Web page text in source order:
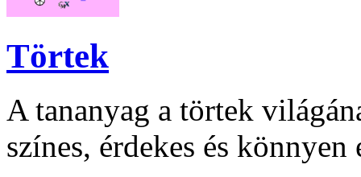
Törtek
A tananyag a törtek
színes, érdekes és